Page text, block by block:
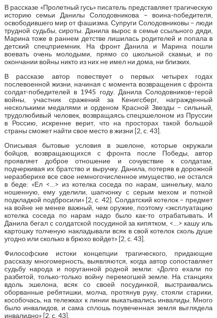
В рассказе «Пролетный гусь» писатель представляет трагическую
историю семьи Данилы Солодовникова – воина-победителя,
освободившего мир от фашизма. Супруги Солодовниковы – люди
трудной судьбы, сироты. Данила вырос в семье ссыльного дяди,
Марина тоже в раннем детстве лишилась родителей и попала в
детский спецприемник. На фронт Данила и Марина пошли
воевать очень молодыми, прямо со школьной скамьи, и по
окончании войны никто из них не имел ни дома, ни близких.
В рассказе автор повествует о первых четырех годах
послевоенной жизни, начиная с момента возвращения с фронта
солдат-победителей в 1945 году. Данила Солодовников–герой
войны, участник сражений за Кенигсберг, награжденный
несколькими медалями и орденом Красной Звезды – сильный,
трудолюбивый человек, возвращаясь спецэшелоном из Пруссии
в Россию, искренне верит, что на просторах такой большой
страны сможет найти свое место в жизни [2, c. 43].
Описывая бытовые условия в эшелоне, которые окружали
бойцов, возвращающихся с фронта после Победы, автор
проявляет доброе отношение и сочувствие к солдатам,
подчеркивая их братство и выручку. Данила, потеряв в дорожной
неразберихе все свое немногочисленное имущество, не остался
в беде: «Ел <…> из котелка соседа по нарам, шинельку, мало
ношенную, ему уделили, шапчонку с серым мехом и потной
подкладкой подбросили» [2, c. 42]. Солдатский котелок – предмет
на войне не менее важный, чем оружие, поэтому «эксплуатацию
котелка соседа по нарам надо было как-то отрабатывать. И
Данила бегал с солдатской посудиной за кипятком, <…> кашу иль
картошку толченую накладывали всяк в свой котелок сколь душе
угодно или сколько в брюхо войдет» [2, c. 43].
Философские истоки концепции трагического, придающие
рассказу многомерность, выявляются, когда автор сопоставляет
судьбу народа и поруганной родной земли: «Долго ехали по
разбитой, только-только войну перемогшей земле. На станциях
вдоль эшелона, всяк со своей посудинкой, выстраивались
оборванные ребятишки, молча, протянув руку, стояли старики,
кособочась, на тележках к линии выкатывались инвалиды. Много
было инвалидов, и сама сплошь поувеченная земля выглядела
инвалидно» [2, c. 43].